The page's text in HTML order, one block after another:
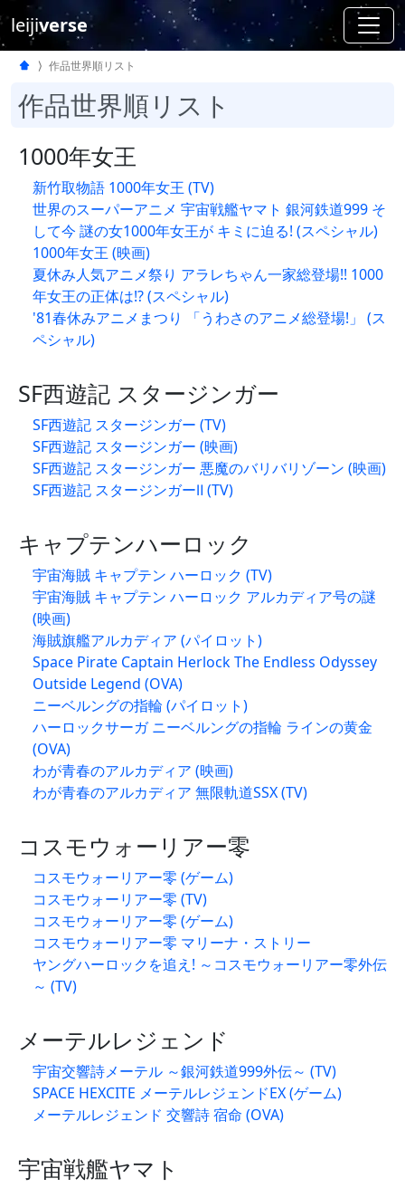
leijiverse
作品世界順リスト
作品世界順リスト
1000年女王
新竹取物語 1000年女王 (TV)
世界のスーパーアニメ 宇宙戦艦ヤマト 銀河鉄道999 そ
して今 謎の女1000年女王が キミに迫る! (スペシャル)
1000年女王 (映画)
夏休み人気アニメ祭り アラレちゃん一家総登場!! 1000
年女王の正体は!? (スペシャル)
'81春休みアニメまつり 「うわさのアニメ総登場!」 (ス
ペシャル)
SF西遊記 スタージンガー
SF西遊記 スタージンガー (TV)
SF西遊記 スタージンガー (映画)
SF西遊記 スタージンガー 悪魔のバリバリゾーン (映画)
SF西遊記 スタージンガーⅡ (TV)
キャプテンハーロック
宇宙海賊 キャプテン ハーロック (TV)
宇宙海賊 キャプテン ハーロック アルカディア号の謎
(映画)
海賊旗艦アルカディア (パイロット)
Space Pirate Captain Herlock The Endless Odyssey
Outside Legend (OVA)
ニーベルングの指輪 (パイロット)
ハーロックサーガ ニーベルングの指輪 ラインの黄金
(OVA)
わが青春のアルカディア (映画)
わが青春のアルカディア 無限軌道SSX (TV)
コスモウォーリアー零
コスモウォーリアー零 (ゲーム)
コスモウォーリアー零 (TV)
コスモウォーリアー零 (ゲーム)
コスモウォーリアー零 マリーナ・ストリー
ヤングハーロックを追え! ～コスモウォーリアー零外伝
～ (TV)
メーテルレジェンド
宇宙交響詩メーテル ～銀河鉄道999外伝～ (TV)
SPACE HEXCITE メーテルレジェンドEX (ゲーム)
メーテルレジェンド 交響詩 宿命 (OVA)
宇宙戦艦ヤマト